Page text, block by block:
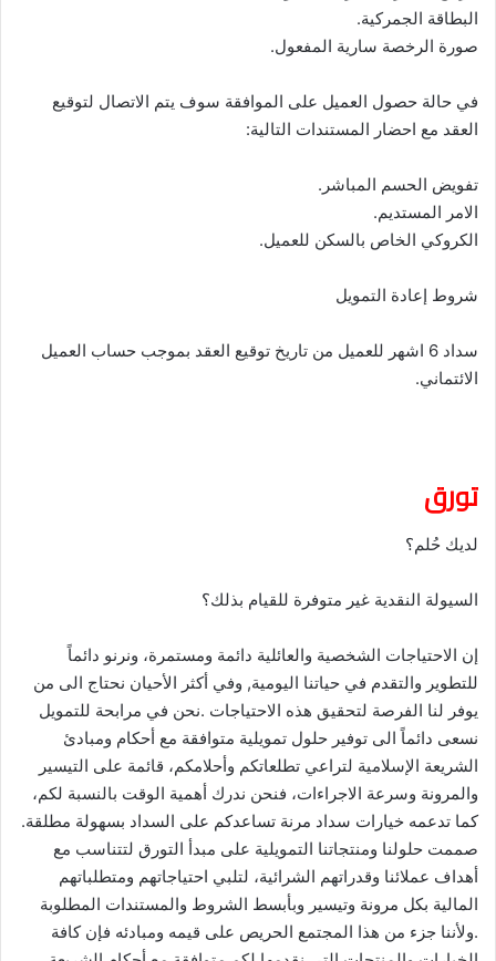
البطاقة الجمركية.
صورة الرخصة سارية المفعول.
في حالة حصول العميل على الموافقة سوف يتم الاتصال لتوقيع
العقد مع احضار المستندات التالية:
تفويض الحسم المباشر.
الامر المستديم.
الكروكي الخاص بالسكن للعميل.
شروط إعادة التمويل
سداد 6 اشهر للعميل من تاريخ توقيع العقد بموجب حساب العميل
الائتماني.
تورق
لديك حُلم؟
السيولة النقدية غير متوفرة للقيام بذلك؟
إن الاحتياجات الشخصية والعائلية دائمة ومستمرة، ونرنو دائماً
للتطوير والتقدم في حياتنا اليومية, وفي أكثر الأحيان نحتاج الى من
يوفر لنا الفرصة لتحقيق هذه الاحتياجات .نحن في مرابحة للتمويل
نسعى دائماً الى توفير حلول تمويلية متوافقة مع أحكام ومبادئ
الشريعة الإسلامية لتراعي تطلعاتكم وأحلامكم، قائمة على التيسير
والمرونة وسرعة الاجراءات، فنحن ندرك أهمية الوقت بالنسبة لكم،
كما تدعمه خيارات سداد مرنة تساعدكم على السداد بسهولة مطلقة.
صممت حلولنا ومنتجاتنا التمويلية على مبدأ التورق لتتناسب مع
أهداف عملائنا وقدراتهم الشرائية، لتلبي احتياجاتهم ومتطلباتهم
المالية بكل مرونة وتيسير وبأبسط الشروط والمستندات المطلوبة
.ولأننا جزء من هذا المجتمع الحريص على قيمه ومبادئه فإن كافة